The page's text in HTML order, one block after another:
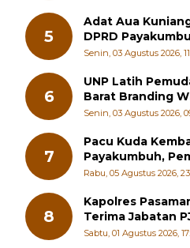
5
Adat Aua
DPRD
Generasi Muda
Senin, 03 Agustus 2026,
6
UNP Latih
Barat Branding
Senin, 03 Agustus 2026,
7
Pacu Kuda
Payakumbuh,
Persiapan!
Rabu, 05 Agustus 2026,
8
Kapolres
Terima Jabatan
Sungai Beremas
Sabtu, 01 Agustus 2026,